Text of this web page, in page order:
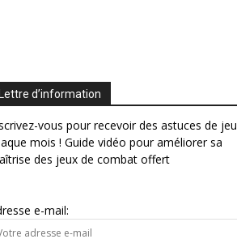
Lettre d’information
vous pour recevoir des astuces de jeu
mois ! Guide vidéo pour améliorer sa
des jeux de combat offert
e-mail: